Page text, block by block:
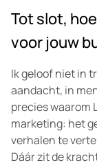
Tot slot,
voor jouw
Ik geloof niet in
aandacht, in
precies waarom
marketing: het
verhalen te
Dáár zit de